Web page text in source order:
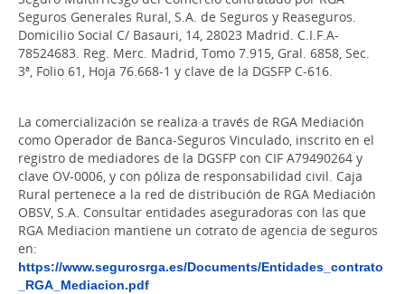
Seguros Generales Rural, S.A. de Seguros y Reaseguros.
Domicilio Social C/ Basauri, 14, 28023 Madrid. C.I.F.A-
78524683. Reg. Merc. Madrid, Tomo 7.915, Gral. 6858, Sec.
3ª, Folio 61, Hoja 76.668-1 y clave de la DGSFP C-616.
La comercialización se realiza a través de RGA Mediación
como Operador de Banca-Seguros Vinculado, inscrito en el
registro de mediadores de la DGSFP con CIF A79490264 y
clave OV-0006, y con póliza de responsabilidad civil. Caja
Rural pertenece a la red de distribución de RGA Mediación
OBSV, S.A. Consultar entidades aseguradoras con las que
RGA Mediacion mantiene un cotrato de agencia de seguros
en:
https://www.segurosrga.es/Documents/Entidades_contrato
_RGA_Mediacion.pdf